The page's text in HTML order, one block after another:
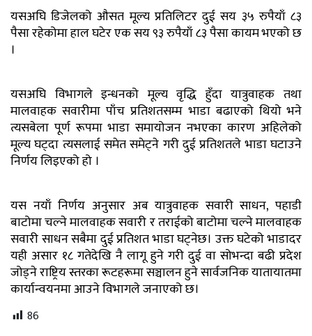
यसअघि डिजेलको औसत मूल्य प्रतिलिटर दुई सय ३५ रुपैयाँ ८३
पैसा रहेकोमा हाल घटेर एक सय ९३ रुपैयाँ ८३ पैसा कायम भएको छ
।
यसअघि विभागले इन्धनको मूल्य वृद्धि हुँदा यात्रुवाहक तथा
मालवाहक सवारीमा पाँच प्रतिशतसम्म भाडा बढाएको थियो भने
त्यसबेला पूर्ण रूपमा भाडा समायोजन नभएका कारण अहिलेको
मूल्य घट्दा त्यसलाई समेत समेट्ने गरी दुई प्रतिशतले भाडा घटाउने
निर्णय लिइएको हो ।
यस नयाँ निर्णय अनुसार अब यात्रुवाहक सवारी साधन, पहाडी
बाटोमा चल्ने मालवाहक सवारी र तराईको बाटोमा चल्ने मालवाहक
सवारी साधन सबैमा दुई प्रतिशत भाडा घट्नेछ। उक्त घटेको भाडादर
यही असार १८ गतेदेखि नै लागू हुने गरी दुई वा सोभन्दा बढी प्रदेश
जोड्ने राष्ट्रिय स्तरका रूटहरूमा सञ्चालन हुने सार्वजनिक यातायातमा
कार्यान्वयनमा आउने विभागले जनाएको छ।
86